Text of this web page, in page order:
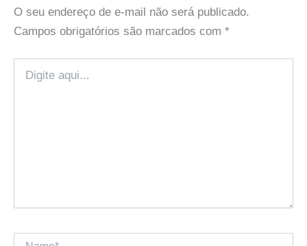
O seu endereço de e-mail não será publicado.
Campos obrigatórios são marcados com *
aqui...